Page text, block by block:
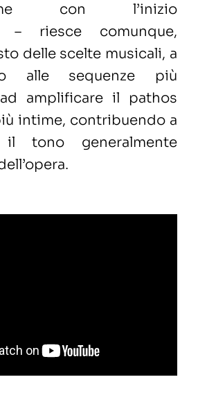
con l’inizio
­– riesce comunque,
delle scelte musicali, a
alle sequenze più
amplificare il pathos
intime, contribuendo a
il tono generalmente